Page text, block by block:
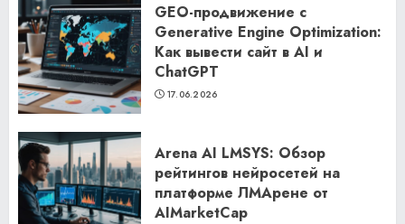
GEO-продвижение с
Generative Engine Optimization:
Как вывести сайт в AI и
ChatGPT
17.06.2026
Arena AI LMSYS: Обзор
рейтингов нейросетей на
платформе ЛМАрене от
AIMarketCap